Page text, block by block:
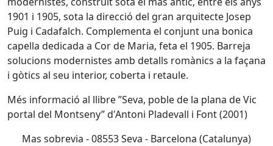
1901 i 1905, sota la direcció del gran arquitecte Josep
Puig i Cadafalch. Complementa el conjunt una bonica
capella dedicada a Cor de Maria, feta el 1905. Barreja
solucions modernistes amb detalls romànics a la façana
i gòtics al seu interior, coberta i retaule.
Més informació al llibre ”Seva, poble de la plana de Vic
portal del Montseny” d'Antoni Pladevall i Font (2001)
Mas sobrevia - 08553 Seva - Barcelona (Catalunya)